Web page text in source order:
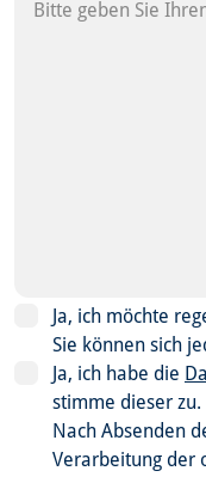
Ja, ich möchte
Sie können sich
Ja, ich habe die
stimme dieser zu.
Nach Absenden
Verarbeitung der